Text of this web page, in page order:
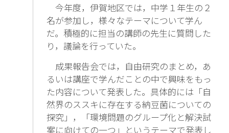
今年度，伊賀地区では，中学１年生の２
名が参加し，様々なテーマについて学ん
だ。積極的に担当の講師の先生に質問した
り，議論を行っていた。
成果報告会では，自由研究のまとめ，あ
るいは講座で学んだことの中で興味をもっ
た内容について発表した。具体的には「自
然界のススキに存在する納豆菌についての
探究」，「環境問題のグループ化と解決試
案に向けての一つ」というテーマで発表し